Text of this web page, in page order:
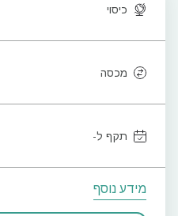
כיסוי
מכסה
תקף ל-
מידע נוסף